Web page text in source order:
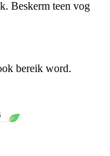
Beskerm teen vog
bereik word.